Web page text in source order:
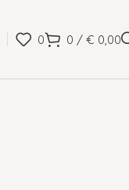
0 0 / € 0,00